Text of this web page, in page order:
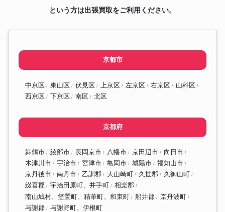
という方は出張買取をご利用ください。
京都市
中京区 東山区 伏見区 上京区 左京区 右京区
山科区
西京区
下京区 南区 北区
京都府
舞鶴市 綾部市 長岡京市 八幡市 京田辺市
向日市
木津川市
宇治市 宮津市 亀岡市 城陽市
福知山市
京丹後市
南丹市 乙訓郡 大山崎町 久世郡
久御山町
綴喜郡
宇治田原町、井手町
相楽郡
南山城村、笠置町、精華町、和束町
船井郡
京丹波町
与謝郡
与謝野町、伊根町